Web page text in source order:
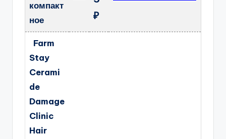
компакт
ное
₽
Farm
Stay
Cerami
de
Damage
Clinic
Hair